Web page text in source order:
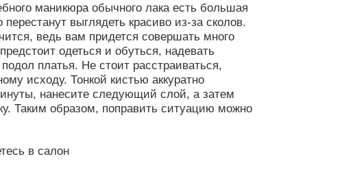
маникюра обычного лака есть большая
выглядеть красиво из-за сколов.
ведь вам придется совершать много
одеться и обуться, надевать
платья. Не стоит расстраиваться,
исходу. Тонкой кистью аккуратно
нанесите следующий слой, а затем
Таким образом, поправить ситуацию можно